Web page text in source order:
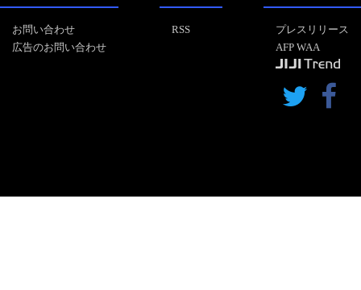
お問い合わせ
広告のお問い合わせ
RSS
プレスリリース
AFP WAA